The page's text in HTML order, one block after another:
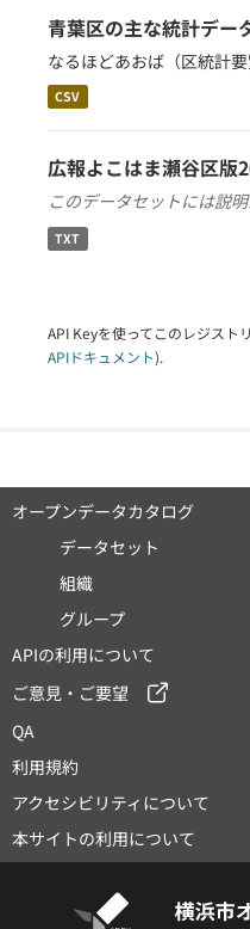
青葉区の主な統計デー
なるほどあおば（区統計
CSV
広報よこはま瀬谷区版
このデータセットには説
TXT
API Keyを使ってこのレジスト
APIドキュメント).
オープンデータカタログ
データセット
組織
グループ
APIの利用について
ご意見・ご要望
QA
利用規約
アクセシビリティについて
本サイトの利用について